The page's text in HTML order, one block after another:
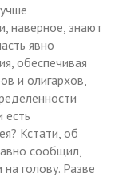
наверное, знают
явно
обеспечивая
и олигархов,
Кстати, об
сообщил,
голову. Разве